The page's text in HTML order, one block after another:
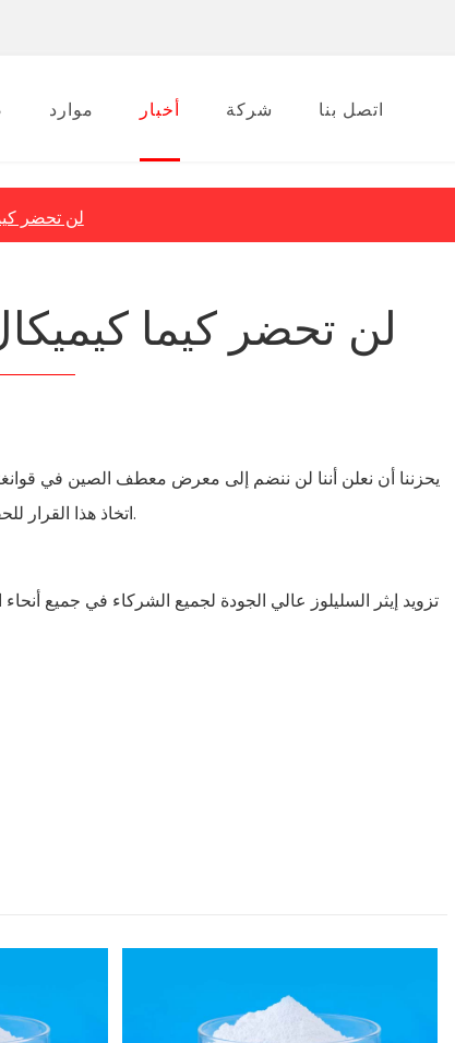
موارد أخبار شركة اتصل بنا
لن تحضر
لن تحضر كيما
يحزننا أن نعلن أننا لن ننضم إلى معرض معطف الصين في
اتخاذ هذا القرار للحفاظ على نهجنا المسؤول تجاه صناعتنا وأعضائها القيمين وزملائنا آمنين وسليم.